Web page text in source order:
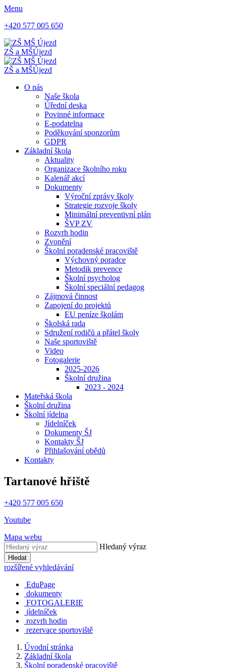
Menu
+420 577 005 650
ZŠ a MŠÚjezd
ZŠ a MŠÚjezd
O nás
Naše škola
Úřední deska
Povinné informace
E-podatelna
Poděkování sponzorům
GDPR
Základní škola
Aktuality
Organizace školního roku
Kalenář akcí
Dokumenty
Výroční zprávy školy
Strategie rozvoje školy
Minimální preventivní plán
ŠVP ZV
Rozvrh hodin
Zvonění
Školní poradenské pracoviště
Výchovný poradce
Metodik prevence
Školní psycholog
Školní speciální pedagog
Zájmová činnost
Zapojení do projektů
EU peníze školám
Školská rada
Sdružení rodičů a přátel školy
Naše sportoviště
Video
Fotogalerie
2025-2026
Školní družina
2023 - 2024
Mateřská škola
Školní družina
Školní jídelna
Jídelníček
Dokumenty ŠJ
Kontakty ŠJ
Přihlašování obědů
Kontakty
Tartanové hřiště
+420 577 005 650
Youtube
Mapa webu
Hledaný výraz
Hledat
rozšířené vyhledávání
EduPage
dokumenty
FOTOGALERIE
jídelníček
rozvrh hodin
rezervace sportoviště
Úvodní stránka
Základní škola
Školní poradenské pracoviště